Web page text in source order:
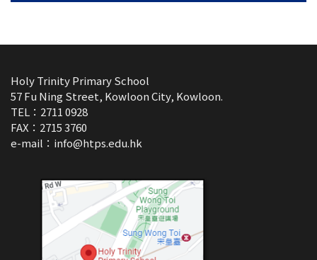
Holy Trinity Primary School
57 Fu Ning Street, Kowloon City, Kowloon.
TEL：2711 0928
FAX：2715 3760
e-mail： info@htps.edu.hk